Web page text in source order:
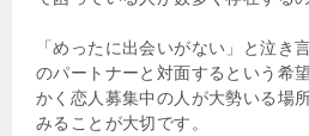
「めったに出会いがない」と泣き
のパートナーと対面するという希
かく恋人募集中の人が大勢いる場
みることが大切です。